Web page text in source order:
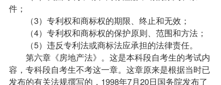
件；
（3）专利权和商标权的期限、终止和无效；
（4）专利权和商标权的保护原则、范围和方法；
（5）违反专利法或商标法应承担的法律责任。
第六章《房地产法》。这是本科段自考生的考试内
容，专科段自考生不考这一章。这章原来是根据当时已
发布的有关法规撰写的，1998年7月20日国务院发布了